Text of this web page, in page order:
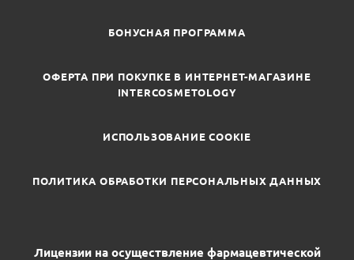
БОНУСНАЯ ПРОГРАММА
ОФЕРТА ПРИ ПОКУПКЕ В ИНТЕРНЕТ-МАГАЗИНЕ
INTERCOSMETOLOGY
ИСПОЛЬЗОВАНИЕ COOKIE
ПОЛИТИКА ОБРАБОТКИ ПЕРСОНАЛЬНЫХ ДАННЫХ
Лицензии на осуществление фармацевтической